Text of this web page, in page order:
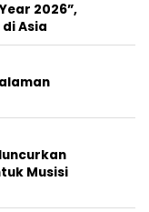
2026”,
Asia
Musisi